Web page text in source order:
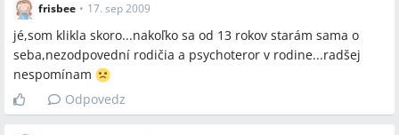
frisbee • 17. sep 2009
jé,som klikla skoro...nakoľko sa od 13 rokov starám sama o
seba,nezodpovední rodičia a psychoteror v rodine...radšej
nespomínam
Odpovedz